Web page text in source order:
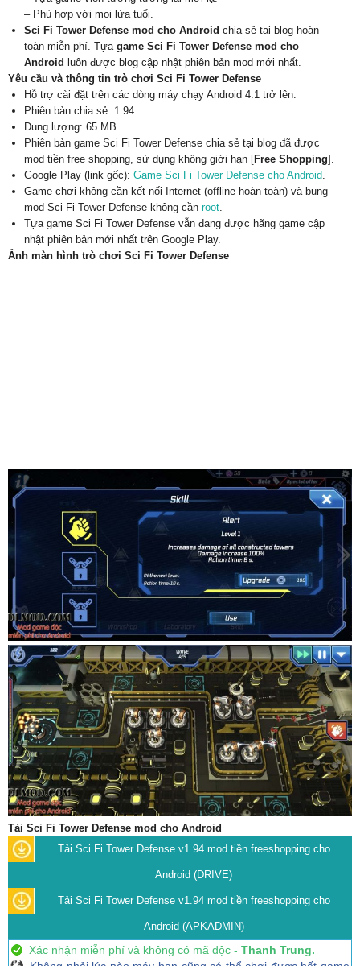
– Phù hợp với mọi lứa tuổi.
Sci Fi Tower Defense mod cho Android chia sẻ tại blog hoàn
toàn miễn phí. Tựa game Sci Fi Tower Defense mod cho
Android luôn được blog cập nhật phiên bản mod mới nhất.
Yêu cầu và thông tin trò chơi Sci Fi Tower Defense
Hỗ trợ cài đặt trên các dòng máy chạy Android 4.1 trở lên.
Phiên bản chia sẻ: 1.94.
Dung lượng: 65 MB.
Phiên bản game Sci Fi Tower Defense chia sẻ tại blog đã được
mod tiền free shopping, sử dụng không giới hạn [Free Shopping].
Google Play (link gốc): Game Sci Fi Tower Defense cho Android.
Game chơi không cần kết nối Internet (offline hoàn toàn) và bung
mod Sci Fi Tower Defense không cần root.
Tựa game Sci Fi Tower Defense vẫn đang được hãng game cập
nhật phiên bản mới nhất trên Google Play.
Ảnh màn hình trò chơi Sci Fi Tower Defense
Tải Sci Fi Tower Defense mod cho Android
Tải Sci Fi Tower Defense v1.94 mod tiền freeshopping cho
Android (DRIVE)
Tải Sci Fi Tower Defense v1.94 mod tiền freeshopping cho
Android (APKADMIN)
Xác nhận miễn phí và không có mã độc - Thanh Trung.